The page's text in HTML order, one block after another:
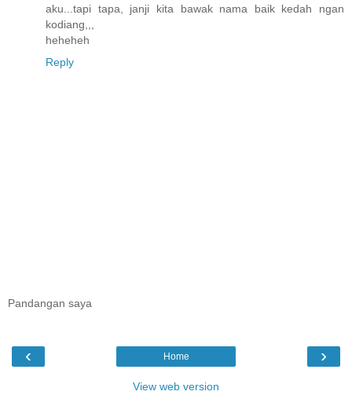
aku...tapi tapa, janji kita bawak nama baik kedah ngan
kodiang,,,
heheheh
Reply
Pandangan saya
‹ ›
Home
View web version